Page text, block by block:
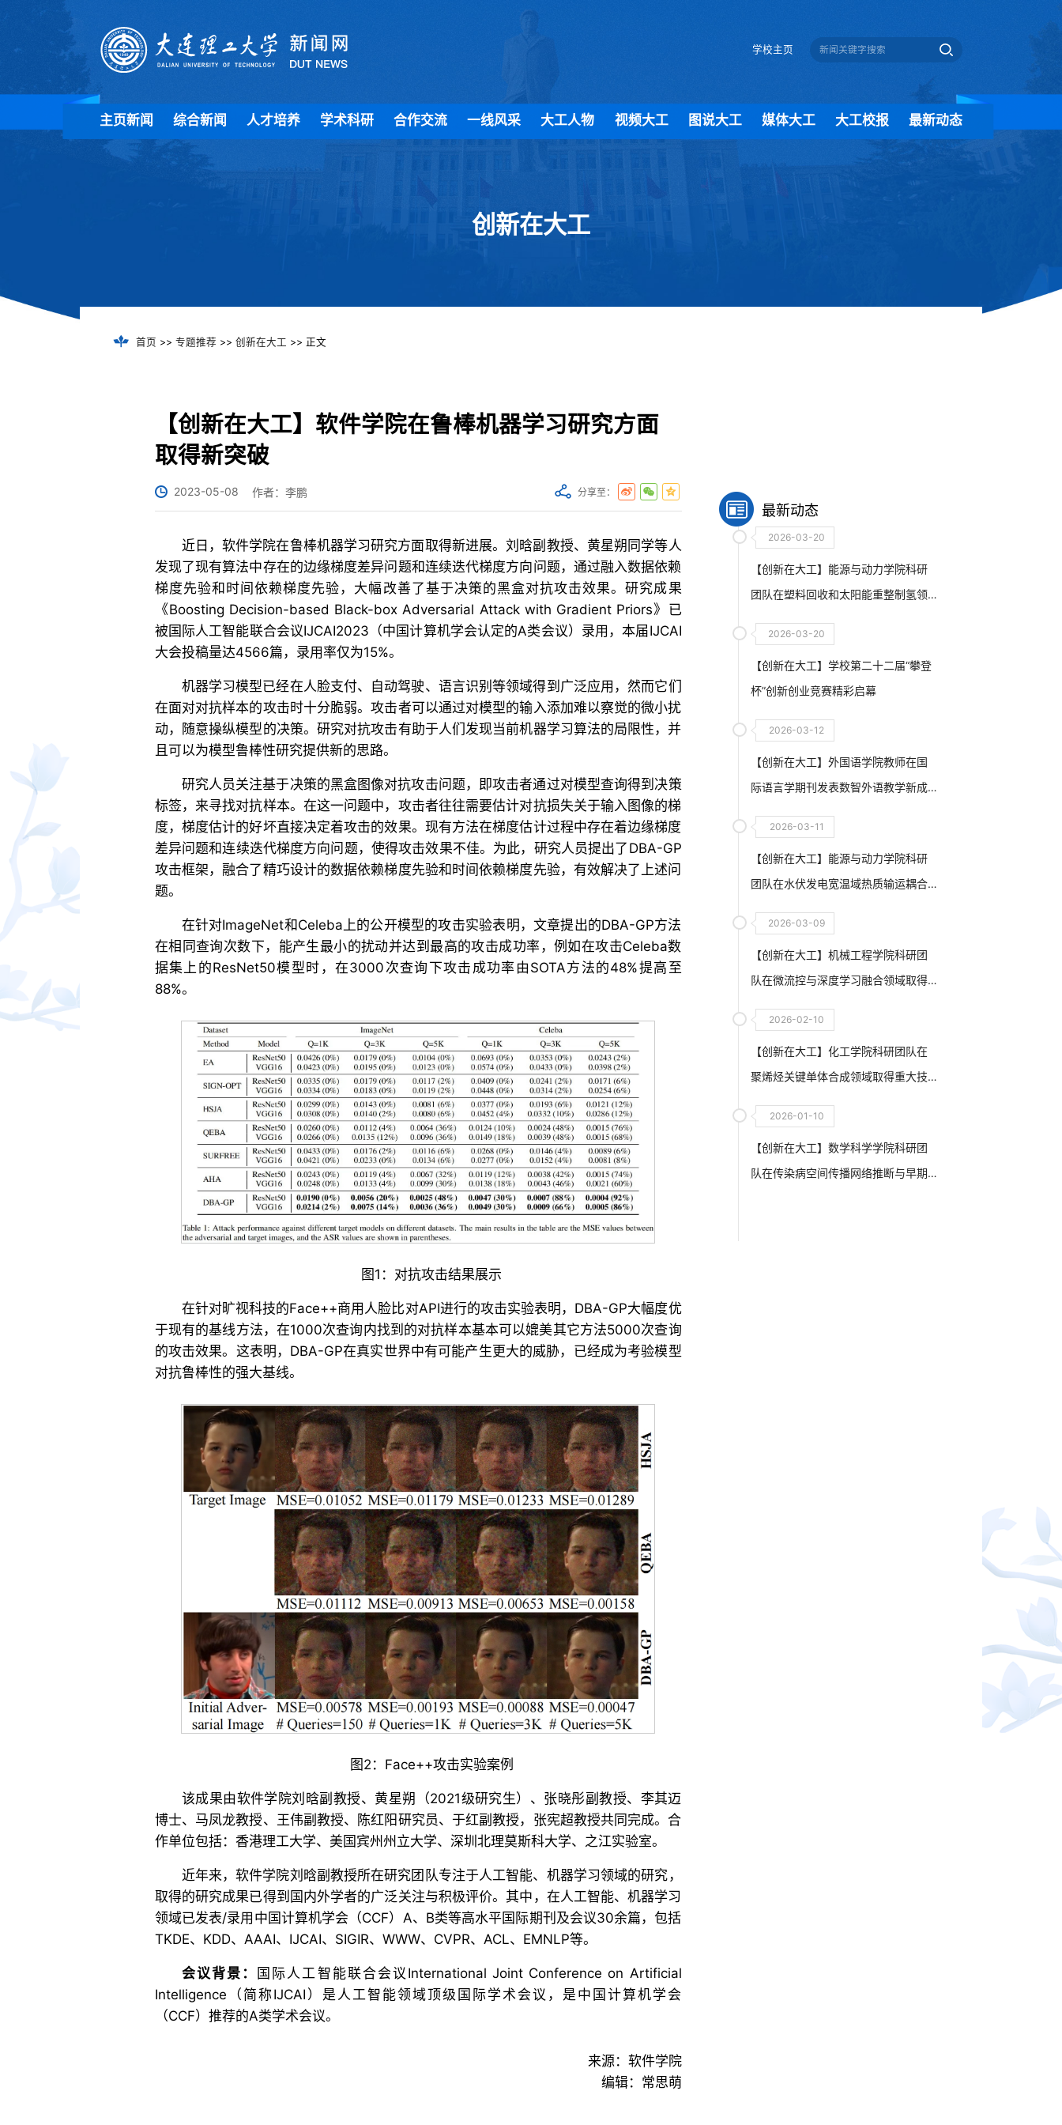
学校主页
主页新闻 综合新闻 人才培养 学术科研 合作交流 一线风采 大工人物 视频大工 图说大工 媒体大工 大工校报 最新动态
创新在大工
首页 >> 专题推荐 >> 创新在大工 >> 正文
【创新在大工】软件学院在鲁棒机器学习研究方面
取得新突破
2023-05-08 作者：李鹏 分享至：
近日，软件学院在鲁棒机器学习研究方面取得新进展。刘晗副教授、黄星朔同学等人
发现了现有算法中存在的边缘梯度差异问题和连续迭代梯度方向问题，通过融入数据依赖
梯度先验和时间依赖梯度先验，大幅改善了基于决策的黑盒对抗攻击效果。研究成果
《Boosting Decision-based Black-box Adversarial Attack with Gradient Priors》已
被国际人工智能联合会议IJCAI2023（中国计算机学会认定的A类会议）录用，本届IJCAI
大会投稿量达4566篇，录用率仅为15%。
机器学习模型已经在人脸支付、自动驾驶、语言识别等领域得到广泛应用，然而它们
在面对对抗样本的攻击时十分脆弱。攻击者可以通过对模型的输入添加难以察觉的微小扰
动，随意操纵模型的决策。研究对抗攻击有助于人们发现当前机器学习算法的局限性，并
且可以为模型鲁棒性研究提供新的思路。
研究人员关注基于决策的黑盒图像对抗攻击问题，即攻击者通过对模型查询得到决策
标签，来寻找对抗样本。在这一问题中，攻击者往往需要估计对抗损失关于输入图像的梯
度，梯度估计的好坏直接决定着攻击的效果。现有方法在梯度估计过程中存在着边缘梯度
差异问题和连续迭代梯度方向问题，使得攻击效果不佳。为此，研究人员提出了DBA-GP
攻击框架，融合了精巧设计的数据依赖梯度先验和时间依赖梯度先验，有效解决了上述问
题。
在针对ImageNet和Celeba上的公开模型的攻击实验表明，文章提出的DBA-GP方法
在相同查询次数下，能产生最小的扰动并达到最高的攻击成功率，例如在攻击Celeba数
据集上的ResNet50模型时，在3000次查询下攻击成功率由SOTA方法的48%提高至
88%。
图1：对抗攻击结果展示
在针对旷视科技的Face++商用人脸比对API进行的攻击实验表明，DBA-GP大幅度优
于现有的基线方法，在1000次查询内找到的对抗样本基本可以媲美其它方法5000次查询
的攻击效果。这表明，DBA-GP在真实世界中有可能产生更大的威胁，已经成为考验模型
对抗鲁棒性的强大基线。
图2：Face++攻击实验案例
该成果由软件学院刘晗副教授、黄星朔（2021级研究生）、张晓彤副教授、李其迈
博士、马凤龙教授、王伟副教授、陈红阳研究员、于红副教授，张宪超教授共同完成。合
作单位包括：香港理工大学、美国宾州州立大学、深圳北理莫斯科大学、之江实验室。
近年来，软件学院刘晗副教授所在研究团队专注于人工智能、机器学习领域的研究，
取得的研究成果已得到国内外学者的广泛关注与积极评价。其中，在人工智能、机器学习
领域已发表/录用中国计算机学会（CCF）A、B类等高水平国际期刊及会议30余篇，包括
TKDE、KDD、AAAI、IJCAI、SIGIR、WWW、CVPR、ACL、EMNLP等。
会议背景： 国际人工智能联合会议International Joint Conference on Artificial
Intelligence（简称IJCAI）是人工智能领域顶级国际学术会议，是中国计算机学会
（CCF）推荐的A类学术会议。
来源：软件学院
编辑：常思萌
最新动态
2026-03-20
【创新在大工】能源与动力学院科研
团队在塑料回收和太阳能重整制氢领
2026-03-20
【创新在大工】学校第二十二届“攀登
杯”创新创业竞赛精彩启幕
2026-03-12
【创新在大工】外国语学院教师在国
际语言学期刊发表数智外语教学新成
2026-03-11
【创新在大工】能源与动力学院科研
团队在水伏发电宽温域热质输运耦合
进展
2026-03-09
【创新在大工】机械工程学院科研团
队在微流控与深度学习融合领域取得
2026-02-10
【创新在大工】化工学院科研团队在
聚烯烃关键单体合成领域取得重大技
2026-01-10
【创新在大工】数学科学学院科研团
队在传染病空间传播网络推断与早期